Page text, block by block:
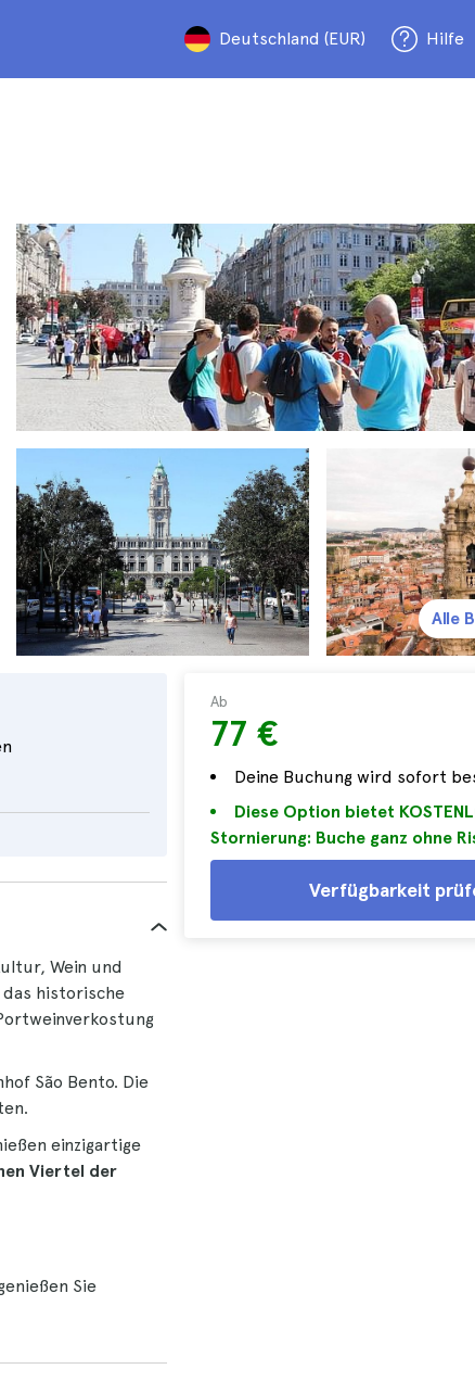
Deutschland (EUR) Hilfe
Ab
77 €
Deine Buchung wird sofort
Diese Option bietet
Stornierung: Buche ganz ohne
Verfügbarkeit
Alle
Wein und
historische
São Bento. Die
einzigartige
Viertel der
Sie